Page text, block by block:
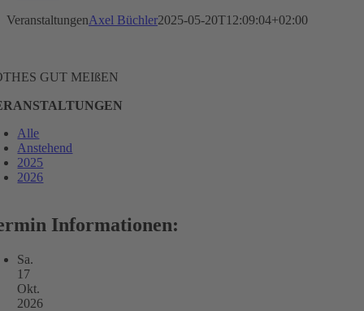
VeranstaltungenAxel Büchler2025-05-20T12:09:04+02:00
GUT MEIßEN
Alle
Anstehend
2025
2026
Informationen:
Sa.
17
Okt.
2026